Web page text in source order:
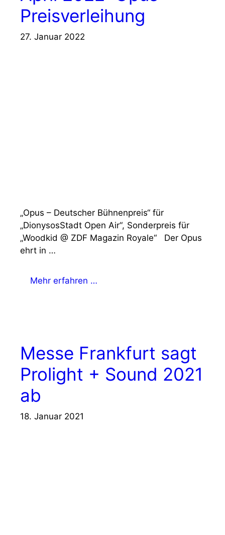
Preisverleihung
27. Januar 2022
„Opus – Deutscher Bühnenpreis“ für
„DionysosStadt Open Air“, Sonderpreis für
„Woodkid @ ZDF Magazin Royale“ Der Opus
ehrt in …
Mehr erfahren …
Messe Frankfurt sagt
Prolight + Sound 2021
ab
18. Januar 2021